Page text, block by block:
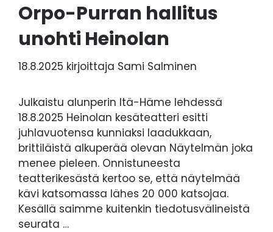
Orpo-Purran hallitus
unohti Heinolan
18.8.2025 kirjoittaja Sami Salminen
Julkaistu alunperin Itä-Häme lehdessä
18.8.2025 Heinolan kesäteatteri esitti
juhlavuotensa kunniaksi laadukkaan,
brittiläistä alkuperää olevan Näytelmän joka
menee pieleen. Onnistuneesta
teatterikesästä kertoo se, että näytelmää
kävi katsomassa lähes 20 000 katsojaa.
Kesällä saimme kuitenkin tiedotusvälineistä
seurata …